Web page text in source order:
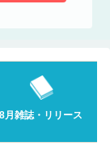
8月雑誌・リリース